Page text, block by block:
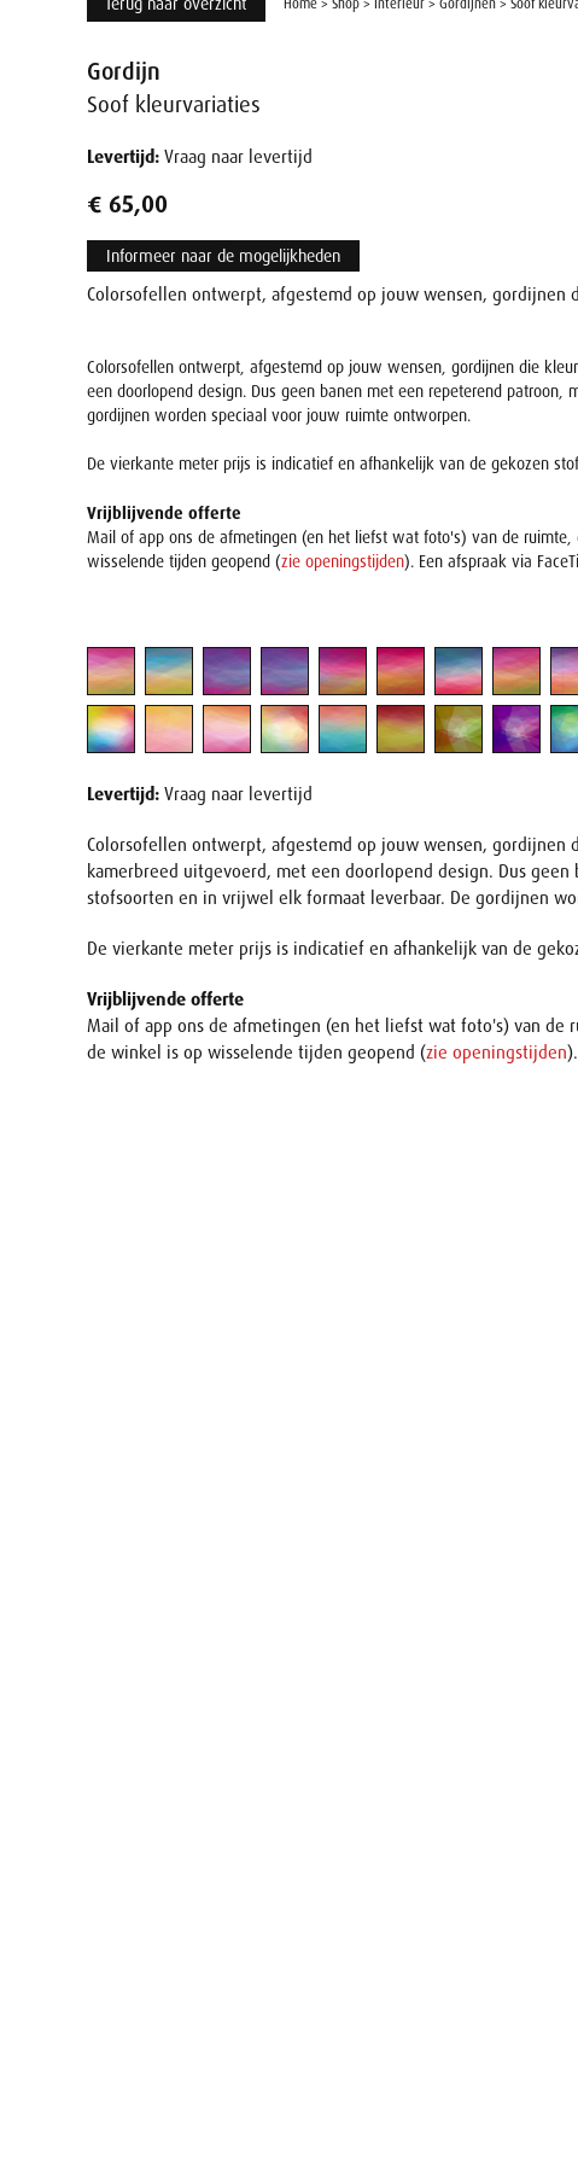
Home > Shop > Interieur > Gordijnen > Soof
Gordijn
Soof kleurvariaties
Levertijd: Vraag naar levertijd
€ 65,00
Informeer naar de mogelijkheden
Colorsofellen ontwerpt, afgestemd op jouw wensen, gordijnen
Colorsofellen ontwerpt, afgestemd op jouw wensen, gordijnen die
een doorlopend design. Dus geen banen met een repeterend
gordijnen worden speciaal voor jouw ruimte ontworpen.
De vierkante meter prijs is indicatief en afhankelijk van de gekozen
Vrijblijvende offerte
Mail of app ons de afmetingen (en het liefst wat foto's) van de
wisselende tijden geopend (zie openingstijden). Een afspraak via
Levertijd: Vraag naar levertijd
Colorsofellen ontwerpt, afgestemd op jouw wensen,
kamerbreed uitgevoerd, met een doorlopend design. Dus
stofsoorten en in vrijwel elk formaat leverbaar. De gordijnen
De vierkante meter prijs is indicatief en afhankelijk van de
Vrijblijvende offerte
Mail of app ons de afmetingen (en het liefst wat foto's) van
de winkel is op wisselende tijden geopend (zie openingstijden